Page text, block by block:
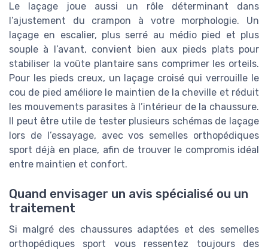
Le laçage joue aussi un rôle déterminant dans
l’ajustement du crampon à votre morphologie. Un
laçage en escalier, plus serré au médio pied et plus
souple à l’avant, convient bien aux pieds plats pour
stabiliser la voûte plantaire sans comprimer les orteils.
Pour les pieds creux, un laçage croisé qui verrouille le
cou de pied améliore le maintien de la cheville et réduit
les mouvements parasites à l’intérieur de la chaussure.
Il peut être utile de tester plusieurs schémas de laçage
lors de l’essayage, avec vos semelles orthopédiques
sport déjà en place, afin de trouver le compromis idéal
entre maintien et confort.
Quand envisager un avis spécialisé ou un
traitement
Si malgré des chaussures adaptées et des semelles
orthopédiques sport vous ressentez toujours des